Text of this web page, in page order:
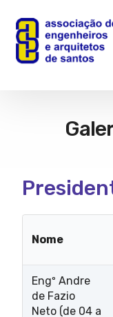
Nome
Engº Andre
de Fazio
Neto (de 04 a